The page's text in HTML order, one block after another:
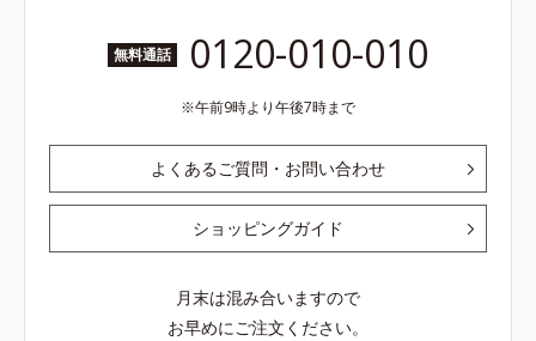
無料通話 0120-010-010
午前9時より午後7時まで
よくあるご質問・お問い合わせ
ショッピングガイド
月末は混み合いますので
お早めにご注文ください。